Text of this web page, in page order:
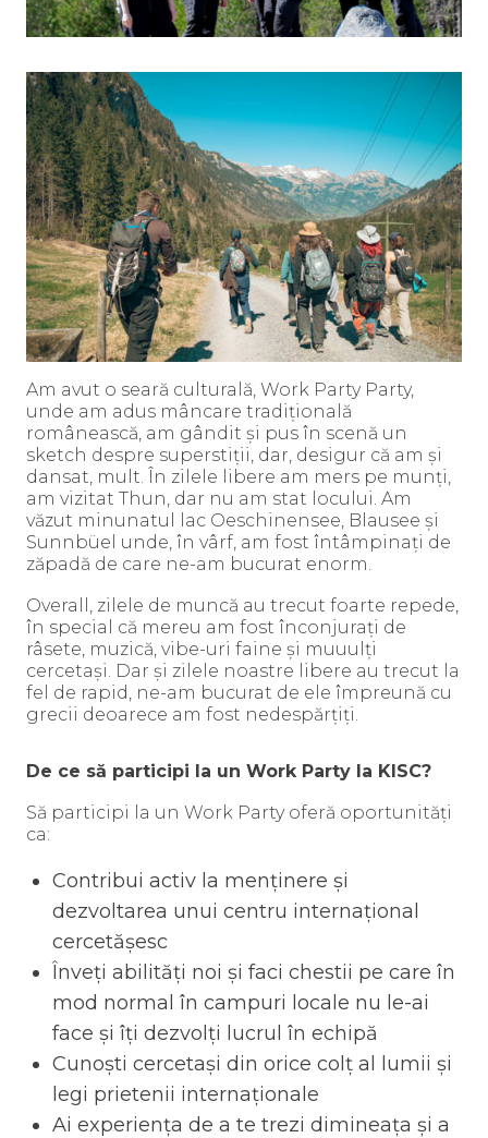
Am avut o seară culturală, Work Party Party,
unde am adus mâncare tradițională
românească, am gândit și pus în scenă un
sketch despre superstiții, dar, desigur că am și
dansat, mult. În zilele libere am mers pe munți,
am vizitat Thun, dar nu am stat locului. Am
văzut minunatul lac Oeschinensee, Blausee și
Sunnbüel unde, în vârf, am fost întâmpinați de
zăpadă de care ne-am bucurat enorm.
Overall, zilele de muncă au trecut foarte repede,
în special că mereu am fost înconjurați de
râsete, muzică, vibe-uri faine și muuulți
cercetași. Dar și zilele noastre libere au trecut la
fel de rapid, ne-am bucurat de ele împreună cu
grecii deoarece am fost nedespărțiți.
De ce să participi la un Work Party la KISC?
Să participi la un Work Party oferă oportunități
ca:
Contribui activ la menținere și
dezvoltarea unui centru internațional
cercetășesc
Înveți abilități noi și faci chestii pe care în
mod normal în campuri locale nu le-ai
face și îți dezvolți lucrul în echipă
Cunoști cercetași din orice colț al lumii și
legi prietenii internaționale
Ai experiența de a te trezi dimineața și a